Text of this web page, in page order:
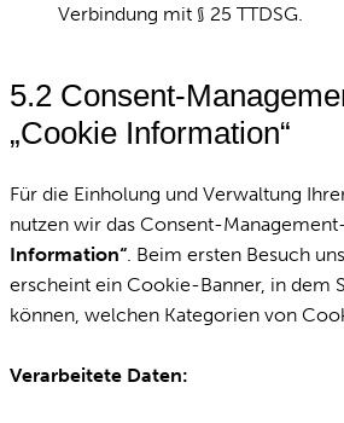
Verbindung mit § 25 TTDSG.
5.2 Consent-
„Cookie Information“
Für die Einholung und Verwaltung
nutzen wir das Consent-
Information“. Beim ersten Besuch
erscheint ein Cookie-Banner, in dem
können, welchen Kategorien von
Verarbeitete Daten: